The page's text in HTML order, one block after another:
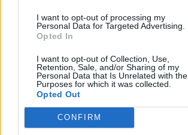
I want to opt-out of processing my
Personal Data for Targeted Advertising.
Opted In
I want to opt-out of Collection, Use,
Retention, Sale, and/or Sharing of my
Personal Data that Is Unrelated with the
Purposes for which it was collected.
Opted Out
CONFIRM
Δείτε επίσης